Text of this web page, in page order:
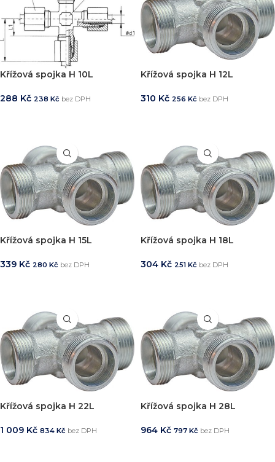
Křížová spojka H 10L
288 Kč 238 Kč bez DPH
Křížová spojka H 12L
310 Kč 256 Kč bez DPH
Křížová spojka H 15L
339 Kč 280 Kč bez DPH
Křížová spojka H 18L
304 Kč 251 Kč bez DPH
Křížová spojka H 22L
1 009 Kč 834 Kč bez DPH
Křížová spojka H 28L
964 Kč 797 Kč bez DPH